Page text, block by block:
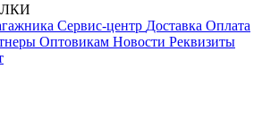
Сервис-центр Доставка Оплата
Оптовикам Новости Реквизиты